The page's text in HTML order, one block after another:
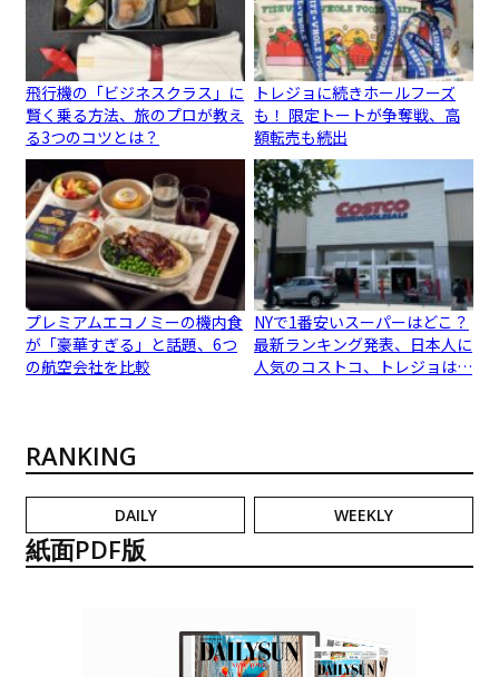
飛行機の「ビジネスクラス」に
賢く乗る方法、旅のプロが教え
る3つのコツとは？
トレジョに続きホールフーズ
も！ 限定トートが争奪戦、高
額転売も続出
プレミアムエコノミーの機内食
が「豪華すぎる」と話題、6つ
の航空会社を比較
NYで1番安いスーパーはどこ？
最新ランキング発表、日本人に
人気のコストコ、トレジョは…
RANKING
DAILY WEEKLY
紙面PDF版